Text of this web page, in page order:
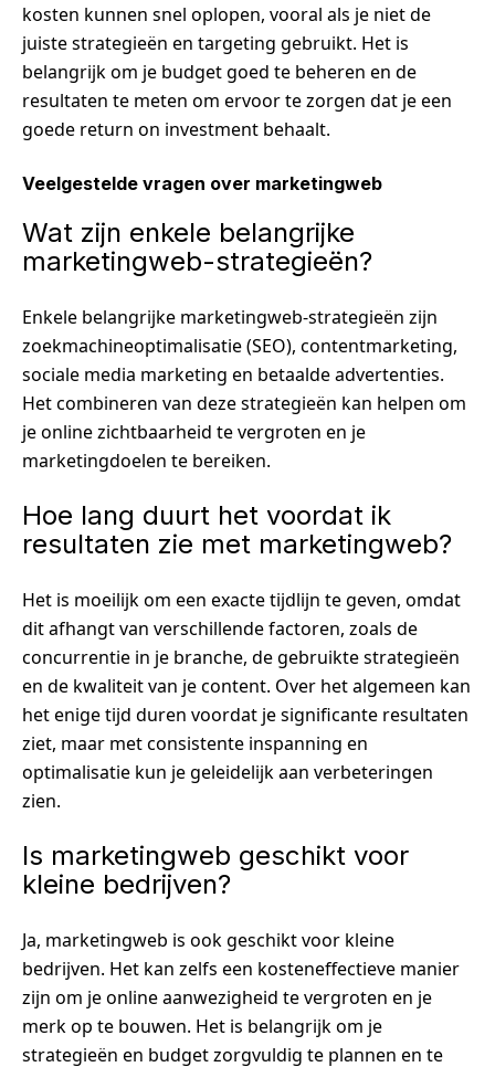
kosten kunnen snel oplopen, vooral als je niet de
juiste strategieën en targeting gebruikt. Het is
belangrijk om je budget goed te beheren en de
resultaten te meten om ervoor te zorgen dat je een
goede return on investment behaalt.
Veelgestelde vragen over marketingweb
Wat zijn enkele belangrijke
marketingweb-strategieën?
Enkele belangrijke marketingweb-strategieën zijn
zoekmachineoptimalisatie (SEO), contentmarketing,
sociale media marketing en betaalde advertenties.
Het combineren van deze strategieën kan helpen om
je online zichtbaarheid te vergroten en je
marketingdoelen te bereiken.
Hoe lang duurt het voordat ik
resultaten zie met marketingweb?
Het is moeilijk om een exacte tijdlijn te geven, omdat
dit afhangt van verschillende factoren, zoals de
concurrentie in je branche, de gebruikte strategieën
en de kwaliteit van je content. Over het algemeen kan
het enige tijd duren voordat je significante resultaten
ziet, maar met consistente inspanning en
optimalisatie kun je geleidelijk aan verbeteringen
zien.
Is marketingweb geschikt voor
kleine bedrijven?
Ja, marketingweb is ook geschikt voor kleine
bedrijven. Het kan zelfs een kosteneffectieve manier
zijn om je online aanwezigheid te vergroten en je
merk op te bouwen. Het is belangrijk om je
strategieën en budget zorgvuldig te plannen en te